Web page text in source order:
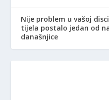
Nije problem u vašoj
tijela postalo jedan od
današnjice